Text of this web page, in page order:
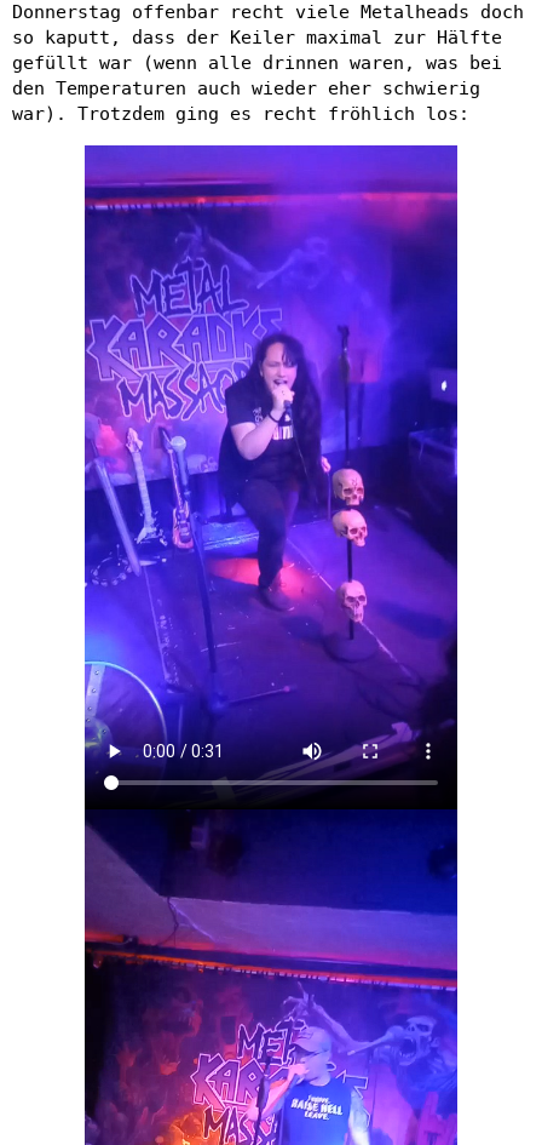
Donnerstag offenbar recht viele Metalheads doch
so kaputt, dass der Keiler maximal zur Hälfte
gefüllt war (wenn alle drinnen waren, was bei
den Temperaturen auch wieder eher schwierig
war). Trotzdem ging es recht fröhlich los: